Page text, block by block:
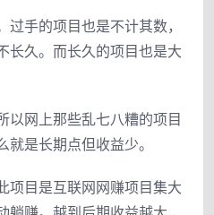
手的项目也是不计其数，
长久。而长久的项目也是大
以网上那些乱七八糟的项目
是长期点但收益少。
项目是互联网网赚项目集大